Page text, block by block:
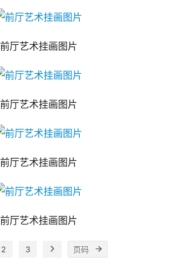
前厅艺术挂画图片
前厅艺术挂画图片
前厅艺术挂画图片
前厅艺术挂画图片
2 3